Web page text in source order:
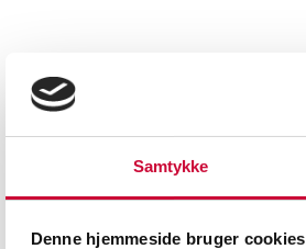
Samtykke
Denne hjemmeside bruger cookies